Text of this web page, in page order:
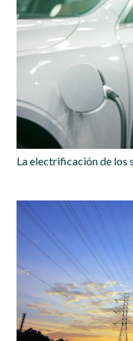
La electrificación de los